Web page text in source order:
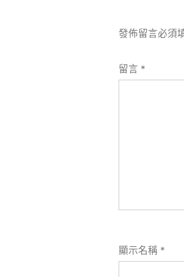
發佈留言必須
留言 *
顯示名稱 *